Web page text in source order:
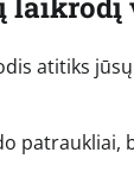
atitiks
patraukliai,